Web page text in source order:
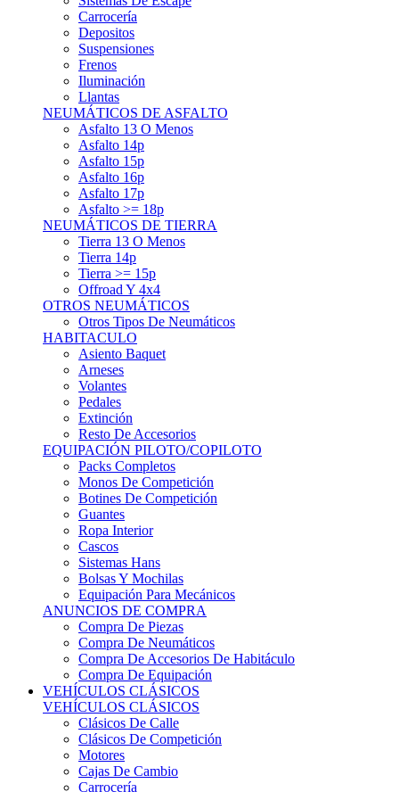
Depositos
Suspensiones
Frenos
Iluminación
Llantas
NEUMÁTICOS DE ASFALTO
Asfalto 13 O Menos
Asfalto 14p
Asfalto 15p
Asfalto 16p
Asfalto 17p
Asfalto >= 18p
NEUMÁTICOS DE TIERRA
Tierra 13 O Menos
Tierra 14p
Tierra >= 15p
Offroad Y 4x4
OTROS NEUMÁTICOS
Otros Tipos De Neumáticos
HABITACULO
Asiento Baquet
Arneses
Volantes
Pedales
Extinción
Resto De Accesorios
EQUIPACIÓN PILOTO/COPILOTO
Packs Completos
Monos De Competición
Botines De Competición
Guantes
Ropa Interior
Cascos
Sistemas Hans
Bolsas Y Mochilas
Equipación Para Mecánicos
ANUNCIOS DE COMPRA
Compra De Piezas
Compra De Neumáticos
Compra De Accesorios De Habitáculo
Compra De Equipación
VEHÍCULOS CLÁSICOS
VEHÍCULOS CLÁSICOS
Clásicos De Calle
Clásicos De Competición
Motores
Cajas De Cambio
Carrocería
Suspensiones